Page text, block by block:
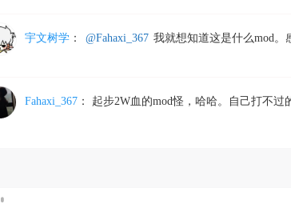
宇文树学： @Fahaxi_367 我就想知道这是什么mod。
Fahaxi_367： 起步2W血的mod怪，哈哈。自己打不过